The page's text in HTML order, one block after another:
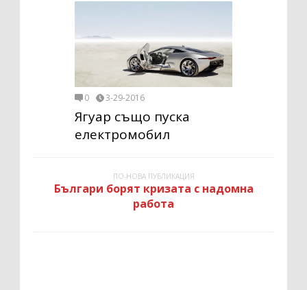
0 3-29-2016
Ягуар също пуска
електромобил
ПО-НОВА ПУБЛИКАЦИЯ
Българи борят кризата с надомна
работа